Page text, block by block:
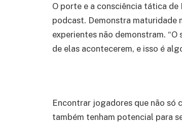
O porte e a consciência tática
podcast. Demonstra maturidade
experientes não demonstram.
de elas acontecerem, e isso é
Encontrar jogadores que não só
também tenham potencial para